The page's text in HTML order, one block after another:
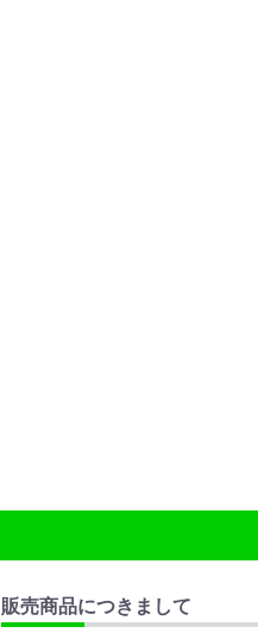
販売商品につきまして